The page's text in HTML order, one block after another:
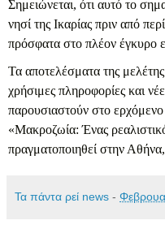
Σημειώνεται, ότι αυτό το
νησί της Ικαρίας πριν από
πρόσφατα στο πλέον έγκυρο
Τα αποτελέσματα της
χρήσιμες πληροφορίες και
παρουσιαστούν στο ερχόμενο
«Μακροζωία: Ένας
πραγματοποιηθεί στην
Τα πάντα ρεί news -